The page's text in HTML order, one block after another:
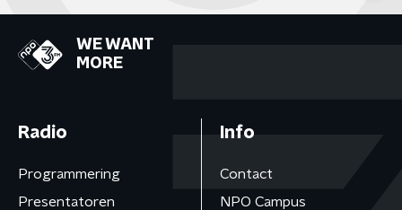
WE WANT
MORE
Radio
Programmering
Presentatoren
Info
Contact
NPO Campus